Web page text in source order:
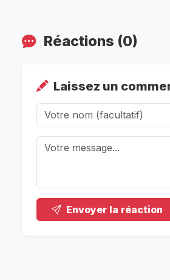
Réactions (0)
Laissez un
Envoyer la réaction